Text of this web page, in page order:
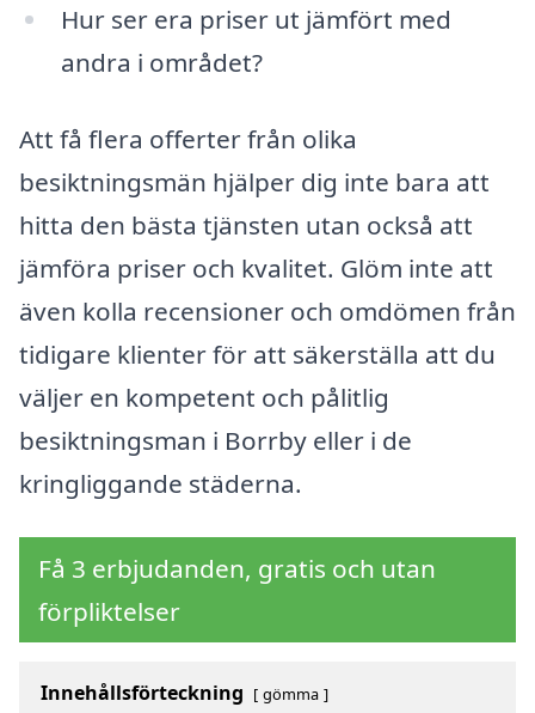
Hur ser era priser ut jämfört med
andra i området?
Att få flera offerter från olika
besiktningsmän hjälper dig inte bara att
hitta den bästa tjänsten utan också att
jämföra priser och kvalitet. Glöm inte att
även kolla recensioner och omdömen från
tidigare klienter för att säkerställa att du
väljer en kompetent och pålitlig
besiktningsman i Borrby eller i de
kringliggande städerna.
Få 3 erbjudanden, gratis och utan
förpliktelser
Innehållsförteckning gömma